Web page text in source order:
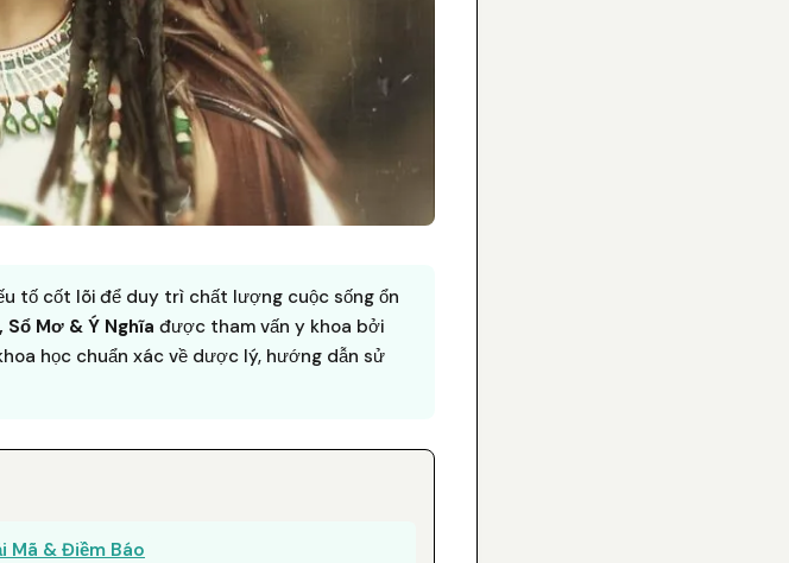
tố cốt lõi để duy trì chất lượng cuộc sống ổn
Sổ Mơ & Ý Nghĩa được tham vấn y khoa bởi
học chuẩn xác về dược lý, hướng dẫn sử
Mã & Điềm Báo